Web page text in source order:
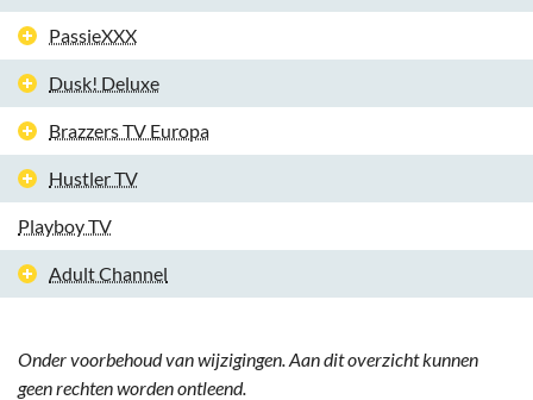
PassieXXX
Dusk! Deluxe
Brazzers TV Europa
Hustler TV
Playboy TV
Adult Channel
Onder voorbehoud van wijzigingen. Aan dit overzicht kunnen
geen rechten worden ontleend.